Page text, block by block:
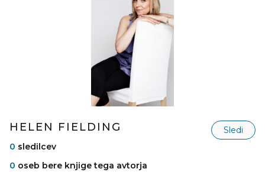
HELEN FIELDING
Sledi
0 sledilcev
0 oseb bere knjige tega avtorja